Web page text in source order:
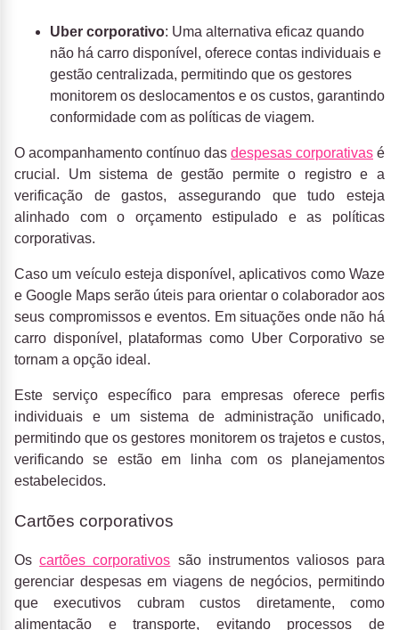
Uber corporativo: Uma alternativa eficaz quando
não há carro disponível, oferece contas individuais e
gestão centralizada, permitindo que os gestores
monitorem os deslocamentos e os custos, garantindo
conformidade com as políticas de viagem.
O acompanhamento contínuo das despesas corporativas é
crucial. Um sistema de gestão permite o registro e a
verificação de gastos, assegurando que tudo esteja
alinhado com o orçamento estipulado e as políticas
corporativas.
Caso um veículo esteja disponível, aplicativos como Waze
e Google Maps serão úteis para orientar o colaborador aos
seus compromissos e eventos. Em situações onde não há
carro disponível, plataformas como Uber Corporativo se
tornam a opção ideal.
Este serviço específico para empresas oferece perfis
individuais e um sistema de administração unificado,
permitindo que os gestores monitorem os trajetos e custos,
verificando se estão em linha com os planejamentos
estabelecidos.
Cartões corporativos
Oscartões corporativos são instrumentos valiosos para
gerenciar despesas em viagens de negócios, permitindo
que executivos cubram custos diretamente, como
alimentação e transporte, evitando processos de